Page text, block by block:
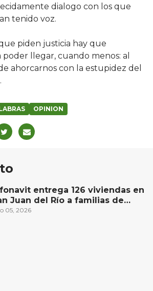
dialogo con los que
tenido voz.
piden justicia hay que
llegar, cuando menos: al
ahorcarnos con la estupidez del
OPINION
entrega 126 viviendas en
Juan del Río a familias de
ingresos
05, 2026